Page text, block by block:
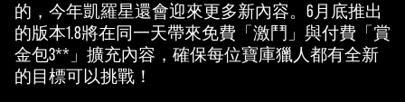
的，今年凱羅星還會迎來更多新內容。6月底推出
的版本1.8將在同一天帶來免費「激鬥」與付費「賞
金包3**」擴充內容，確保每位寶庫獵人都有全新
的目標可以挑戰！